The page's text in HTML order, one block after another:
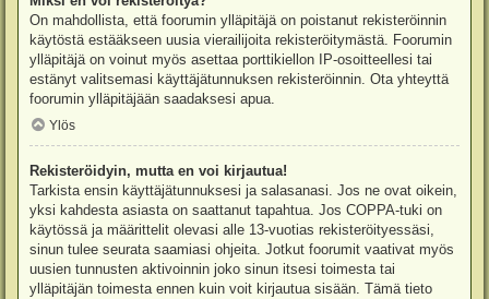
On mahdollista, että foorumin ylläpitäjä on poistanut rekisteröinnin
käytöstä estääkseen uusia vierailijoita rekisteröitymästä. Foorumin
ylläpitäjä on voinut myös asettaa porttikiellon IP-osoitteellesi tai
estänyt valitsemasi käyttäjätunnuksen rekisteröinnin. Ota yhteyttä
foorumin ylläpitäjään saadaksesi apua.
Ylös
Rekisteröidyin, mutta en voi kirjautua!
Tarkista ensin käyttäjätunnuksesi ja salasanasi. Jos ne ovat oikein,
yksi kahdesta asiasta on saattanut tapahtua. Jos COPPA-tuki on
käytössä ja määrittelit olevasi alle 13-vuotias rekisteröityessäsi,
sinun tulee seurata saamiasi ohjeita. Jotkut foorumit vaativat myös
uusien tunnusten aktivoinnin joko sinun itsesi toimesta tai
ylläpitäjän toimesta ennen kuin voit kirjautua sisään. Tämä tieto